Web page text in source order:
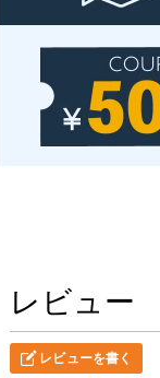
レビュー
レビューを書く